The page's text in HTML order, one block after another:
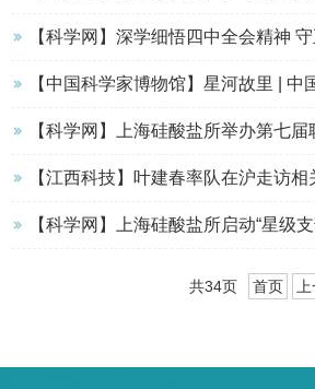
【科学网】深学细悟四中全会精神
【中国科学家博物馆】星河故里 |
【科学网】上海硅酸盐所举办第七
【江西科技】叶建春率队在沪走访
【科学网】上海硅酸盐所启动“星级
共34页 首页